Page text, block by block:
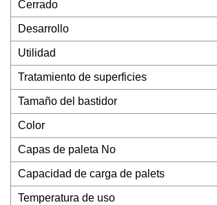
Cerrado
Desarrollo
Utilidad
Tratamiento de superficies
Tamaño del bastidor
Color
Capas de paleta No
Capacidad de carga de palets
Temperatura de uso